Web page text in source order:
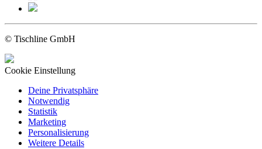
© Tischline GmbH
Cookie Einstellung
Deine Privatsphäre
Notwendig
Statistik
Marketing
Personalisierung
Weitere Details